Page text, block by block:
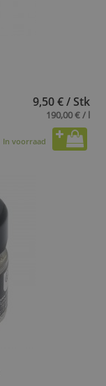
9,50 € / Stk
190,00 € / l
In voorraad